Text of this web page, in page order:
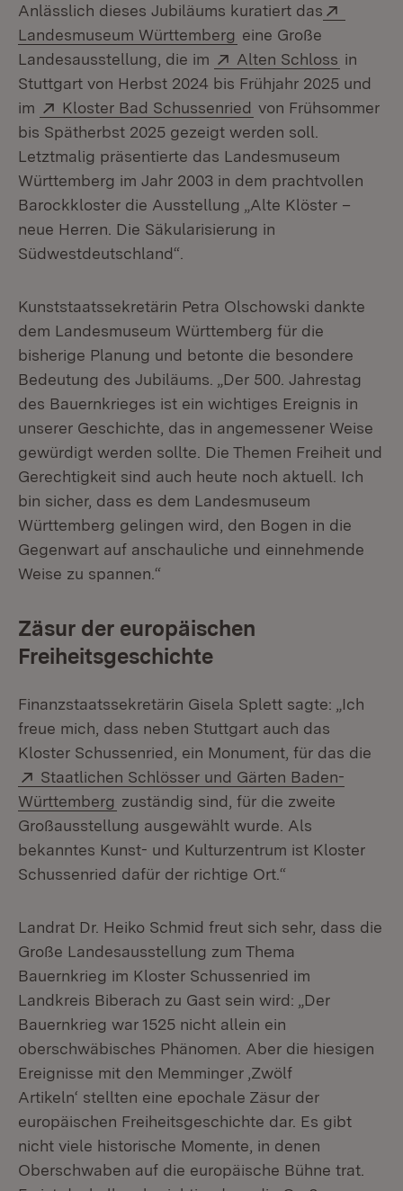
Anlässlich dieses Jubiläums kuratiert das
Landesmuseum Württemberg (Öffnet in neuem
eine Große
Landes­ausstellung, die im
Extern:
Alten Schloss (Öffnet
in
Stuttgart von Herbst 2024 bis Frühjahr 2025 und
im
Extern:
Kloster Bad Schussenried (Öffnet in neuem
von Frühsommer
bis Spätherbst 2025 gezeigt werden soll.
Letztmalig präsentierte das Landesmuseum
Württemberg im Jahr 2003 in dem prachtvollen
Barockkloster die Ausstellung „Alte Klöster –
neue Herren. Die Säkularisierung in
Südwestdeutschland“.
Kunststaatssekretärin Petra Olschowski dankte
dem Landesmuseum Württemberg für die
bisherige Planung und betonte die besondere
Bedeutung des Jubiläums. „Der 500. Jahrestag
des Bauernkrieges ist ein wichtiges Ereignis in
unserer Geschichte, das in angemessener Weise
gewürdigt werden sollte. Die Themen Freiheit und
Gerechtigkeit sind auch heute noch aktuell. Ich
bin sicher, dass es dem Landesmuseum
Württemberg gelingen wird, den Bogen in die
Gegenwart auf anschauliche und einnehmende
Weise zu spannen.“
Zäsur der europäischen
Freiheitsgeschichte
Finanzstaatssekretärin Gisela Splett sagte: „Ich
freue mich, dass neben Stuttgart auch das
Kloster Schussenried, ein Monument, für das die
Extern:
Staatlichen Schlösser und Gärten Baden-
Württemberg (Öffnet in neuem Fenster)
zuständig sind, für die zweite
Großausstellung ausgewählt wurde. Als
bekanntes Kunst- und Kulturzentrum ist Kloster
Schussenried dafür der richtige Ort.“
Landrat Dr. Heiko Schmid freut sich sehr, dass die
Große Landesausstellung zum Thema
Bauernkrieg im Kloster Schussenried im
Landkreis Biberach zu Gast sein wird: „Der
Bauernkrieg war 1525 nicht allein ein
oberschwäbisches Phänomen. Aber die hiesigen
Ereignisse mit den Memminger ‚Zwölf
Artikeln‘ stellten eine epochale Zäsur der
europäischen Freiheitsgeschichte dar. Es gibt
nicht viele historische Momente, in denen
Oberschwaben auf die europäische Bühne trat.